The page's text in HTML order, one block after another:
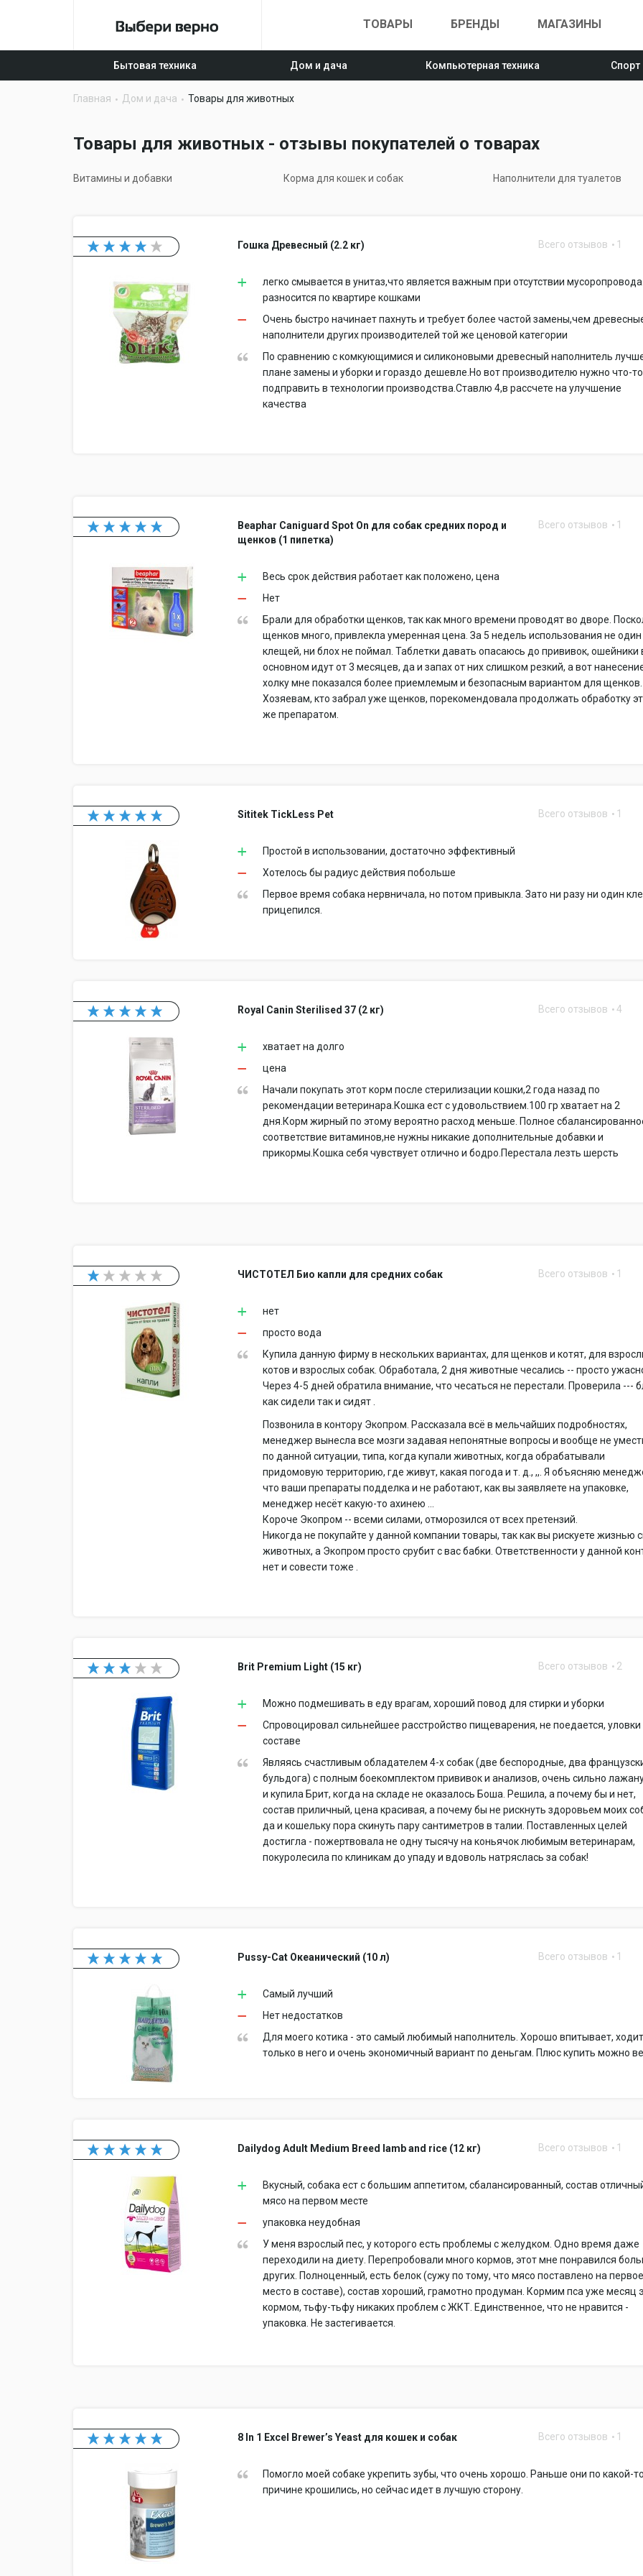
ТОВАРЫ БРЕНДЫ МАГАЗИНЫ
Бытовая техника Дом и дача Компьютерная техника Спорт
Главная Дом и дача Товары для животных
Товары для животных - отзывы покупателей о товарах
Витамины и добавки Корма для кошек и собак Наполнители для туалетов
Гошка Древесный (2.2 кг) Всего отзывов 1
легко смывается в унитаз,что является важным при отсутствии
разносится по квартире кошками
Очень быстро начинает пахнуть и требует более частой замены,чем
наполнители других производителей той же ценовой категории
По сравнению с комкующимися и силиконовыми древесный наполнитель
плане замены и уборки и гораздо дешевле.Но вот производителю нужно что-то
подправить в технологии производства.Ставлю 4,в рассчете на улучшение
качества
Beaphar Caniguard Spot On для собак средних пород и
щенков (1 пипетка)
Всего отзывов 1
Весь срок действия работает как положено, цена
Нет
Брали для обработки щенков, так как много времени проводят во дворе.
щенков много, привлекла умеренная цена. За 5 недель использования не
клещей, ни блох не поймал. Таблетки давать опасаюсь до прививок, ошейники
основном идут от 3 месяцев, да и запах от них слишком резкий, а вот
холку мне показался более приемлемым и безопасным вариантом для щенков.
Хозяевам, кто забрал уже щенков, порекомендовала продолжать обработку
же препаратом.
Sititek TickLess Pet Всего отзывов 1
Простой в использовании, достаточно эффективный
Хотелось бы радиус действия побольше
Первое время собака нервничала, но потом привыкла. Зато ни разу ни один
прицепился.
Royal Canin Sterilised 37 (2 кг) Всего отзывов 4
хватает на долго
цена
Начали покупать этот корм после стерилизации кошки,2 года назад по
рекомендации ветеринара.Кошка ест с удовольствием.100 гр хватает на 2
дня.Корм жирный по этому вероятно расход меньше. Полное
соответствие витаминов,не нужны никакие дополнительные добавки и
прикормы.Кошка себя чувствует отлично и бодро.Перестала лезть шерсть
ЧИСТОТЕЛ Био капли для средних собак Всего отзывов 1
нет
просто вода
Купила данную фирму в нескольких вариантах, для щенков и котят, для
котов и взрослых собак. Обработала, 2 дня животные чесались -- просто
Через 4-5 дней обратила внимание, что чесаться не перестали. Проверила ---
как сидели так и сидят .
Позвонила в контору Экопром. Рассказала всё в мельчайших подробностях,
менеджер вынесла все мозги задавая непонятные вопросы и вообще не
по данной ситуации, типа, когда купали животных, когда обрабатывали
придомовую территорию, где живут, какая погода и т. д., ,,. Я объясняю
что ваши препараты подделка и не работают, как вы заявляете на упаковке,
менеджер несёт какую-то ахинею ...
Короче Экопром -- всеми силами, отморозился от всех претензий.
Никогда не покупайте у данной компании товары, так как вы рискуете жизнью
животных, а Экопром просто срубит с вас бабки. Ответственности у данной
нет и совести тоже .
Brit Premium Light (15 кг) Всего отзывов 2
Можно подмешивать в еду врагам, хороший повод для стирки и уборки
Спровоцировал сильнейшее расстройство пищеварения, не поедается, уловки
составе
Являясь счастливым обладателем 4-х собак (две беспородные, два
бульдога) с полным боекомплектом прививок и анализов, очень сильно
и купила Брит, когда на складе не оказалось Боша. Решила, а почему бы и нет,
состав приличный, цена красивая, а почему бы не рискнуть здоровьем моих
да и кошельку пора скинуть пару сантиметров в талии. Поставленных целей
достигла - пожертвовала не одну тысячу на коньячок любимым ветеринарам,
покуролесила по клиникам до упаду и вдоволь натряслась за собак!
Pussy-Cat Океанический (10 л) Всего отзывов 1
Самый лучший
Нет недостатков
Для моего котика - это самый любимый наполнитель. Хорошо впитывает,
только в него и очень экономичный вариант по деньгам. Плюс купить можно
Dailydog Adult Medium Breed lamb and rice (12 кг) Всего отзывов 1
Вкусный, собака ест с большим аппетитом, сбалансированный, состав
мясо на первом месте
упаковка неудобная
У меня взрослый пес, у которого есть проблемы с желудком. Одно время даже
переходили на диету. Перепробовали много кормов, этот мне понравился
других. Полноценный, есть белок (сужу по тому, что мясо поставлено на
место в составе), состав хороший, грамотно продуман. Кормим пса уже месяц
кормом, тьфу-тьфу никаких проблем с ЖКТ. Единственное, что не нравится -
упаковка. Не застегивается.
8 In 1 Excel Brewer’s Yeast для кошек и собак Всего отзывов 1
Помогло моей собаке укрепить зубы, что очень хорошо. Раньше они по какой-
причине крошились, но сейчас идет в лучшую сторону.